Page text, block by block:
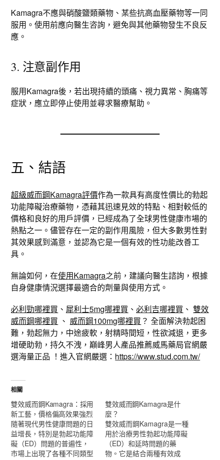
Kamagra不應與硝酸鹽類藥物、某些抗高血壓藥物等一同
服用。使用前應向醫生咨詢，避免與其他藥物發生不良反
應。
3. 注意副作用
服用Kamagra後，若出現持續的頭痛、視力異常、胸痛等
症狀，應立即停止使用並尋求醫療幫助。
五、結語
超級威而鋼Kamagra評價作為一款具有高度性價比的勃起
功能障礙治療藥物，憑藉其迅速見效的特點、相對較低的
價格和良好的用戶評價，已經成為了全球男性健康市場的
熱點之一。儘管存在一定的副作用風險，但大多數男性對
其效果感到滿意，並認為它是一個有效的性功能改善工
具。
無論如何，在使用Kamagra之前，建議向醫生諮詢，根據
自身健康情況選擇最適合的劑量與使用方式。
必利勁哪裡買 、 犀利士5mg哪裡買 、必利吉哪裡買 、雙效
威而鋼哪裡買 、 威而鋼100mg哪裡買 ？ 全面解決勃起困
難，勃起無力，中途疲軟，射精時間短，性欲減退，更多
增硬助勃，持久不洩，巔峰男人產品推薦威馬藥局官網嚴
選海量正品 ！進入官網嚴選： https://www.stud.com.tw/
相關
雙效威而鋼Kamagra：採用
新工藝，價格偏高效果強烈
隨著現代男性健康問題的日
益增長，特別是勃起功能障
礙（ED）問題的普遍性，
市場上出現了各種不同類型
雙效威而鋼Kamagra是什
麼？
雙效威而鋼Kamagra是一種
用於治療男性勃起功能障礙
（ED）和延時問題的藥
物。它是結合兩種有效成